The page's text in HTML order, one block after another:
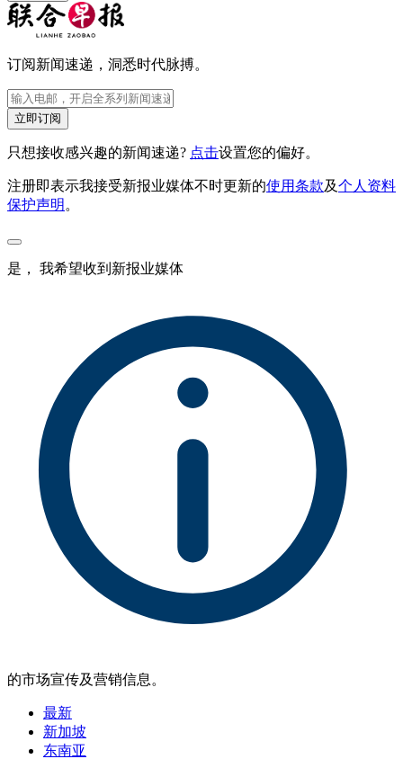
订阅新闻速递，洞悉时代脉搏。
立即订阅
只想接收感兴趣的新闻速递? 点击设置您的偏好。
注册即表示我接受新报业媒体不时更新的使用条款及个人资料
保护声明 。
是， 我希望收到新报业媒体
的市场宣传及营销信息。
最新
新加坡
东南亚